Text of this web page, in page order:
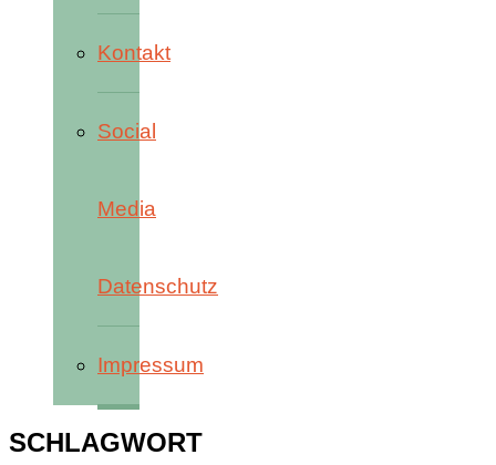
Kontakt
Social
Media
Datenschutz
Impressum
SCHLAGWORT